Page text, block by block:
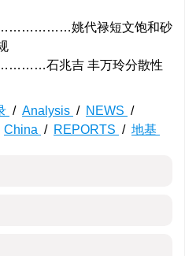
姚代禄短文饱和砂
兆吉 丰万玲分散性
/ Analysis / NEWS /
China / REPORTS / 地基